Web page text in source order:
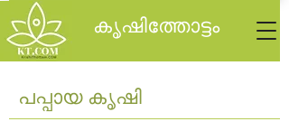
കൃഷിത്തോട്ടം
പപ്പായ കൃഷി